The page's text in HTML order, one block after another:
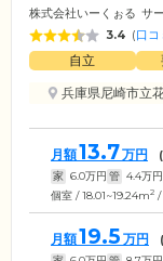
株式会社いーくぉる サ
3.4 (口コ
自立
兵庫県尼崎市立
月額13.7万円
家 6.0万円 管 4.4万円
個室 / 18.01~19.24m2 /
月額19.5 万円